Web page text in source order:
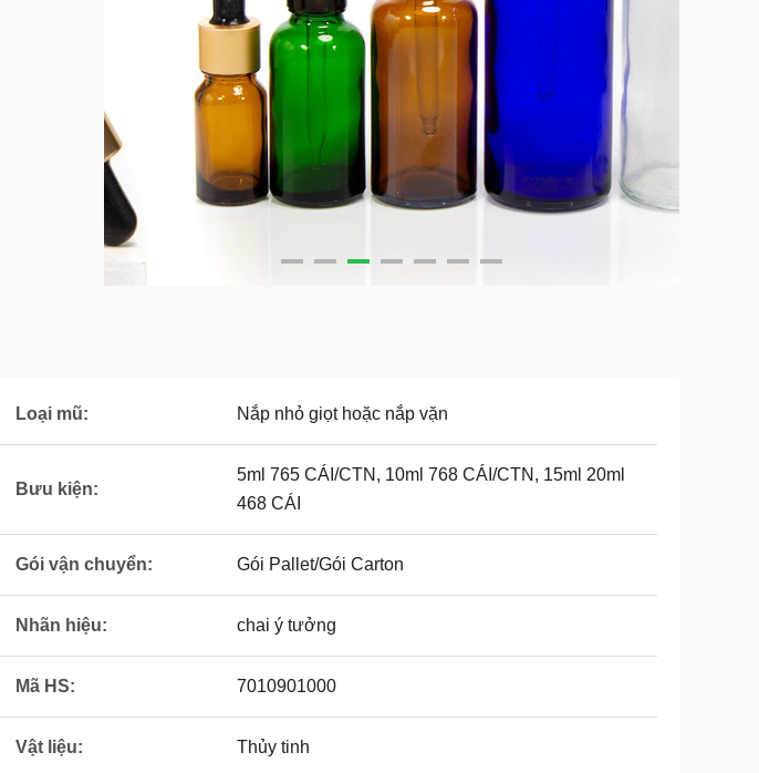
Loại mũ: Nắp nhỏ giọt hoặc nắp vặn
Bưu kiện:
5ml 765 CÁI/CTN, 10ml 768 CÁI/CTN, 15ml 20ml
468 CÁI
Gói vận chuyển: Gói Pallet/Gói Carton
Nhãn hiệu: chai ý tưởng
Mã HS: 7010901000
Vật liệu: Thủy tinh